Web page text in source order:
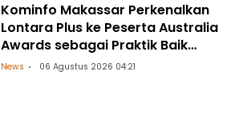
Kominfo Makassar Perkenalkan
Lontara Plus ke Peserta Australia
Awards sebagai Praktik Baik
Transformasi Digital
News 06 Agustus 2026 04:21